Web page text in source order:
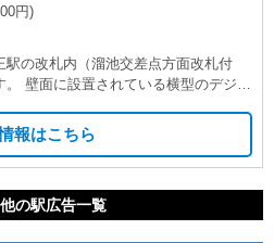
円)
ジタ
画・静止画どちらも対応しているため
設への誘導や、キャンペーン・イベン
CM放映） ・掲載開始：月曜 ・掲載
24時（19時間） ・音声出力：なし ・
報はこちら
の駅広告一覧